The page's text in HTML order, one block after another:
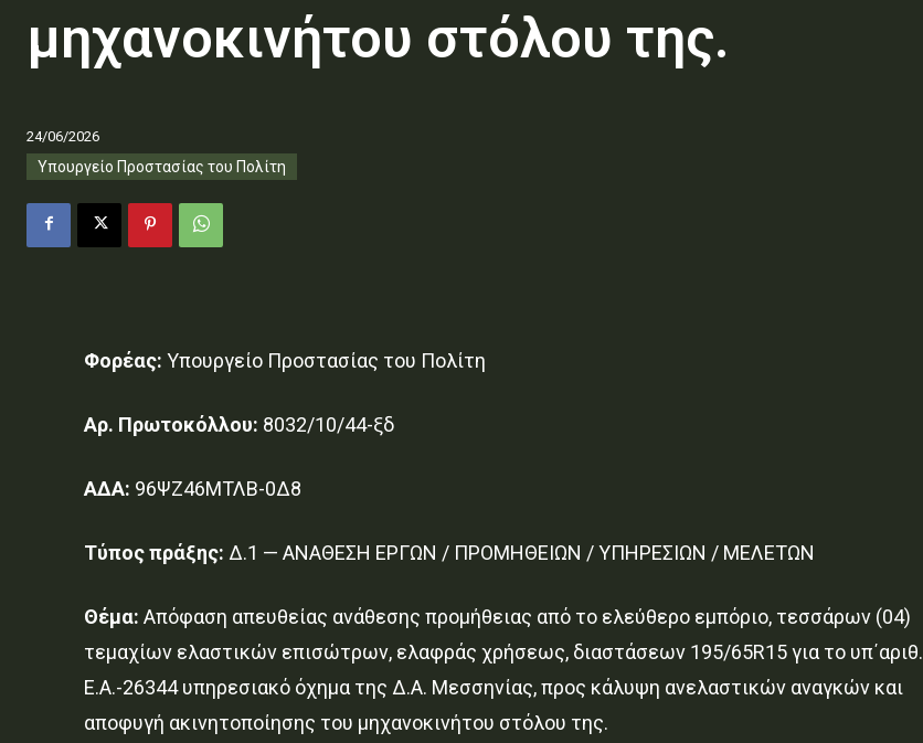
μηχανοκινήτου στόλου της.
24/06/2026
Υπουργείο Προστασίας του Πολίτη
Φορέας: Υπουργείο Προστασίας του Πολίτη
Αρ. Πρωτοκόλλου: 8032/10/44-ξδ
ΑΔΑ: 96ΨΖ46ΜΤΛΒ-0Δ8
Τύπος πράξης: Δ.1 — ΑΝΑΘΕΣΗ ΕΡΓΩΝ / ΠΡΟΜΗΘΕΙΩΝ / ΥΠΗΡΕΣΙΩΝ / ΜΕΛΕΤΩΝ
Θέμα: Απόφαση απευθείας ανάθεσης προμήθειας από το ελεύθερο εμπόριο, τεσσάρων (04)
τεμαχίων ελαστικών επισώτρων, ελαφράς χρήσεως, διαστάσεων 195/65R15 για το υπ΄αριθ.
E.A.-26344 υπηρεσιακό όχημα της Δ.Α. Μεσσηνίας, προς κάλυψη ανελαστικών αναγκών και
αποφυγή ακινητοποίησης του μηχανοκινήτου στόλου της.